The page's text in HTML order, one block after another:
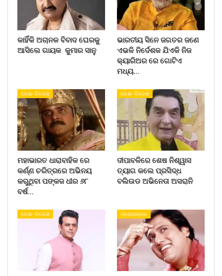
କାହିଁକି ଅଚାନକ ବିବାଦ ଘେରକୁ
ଆସିଲେ ଗାୟକ କୁମାର ସାନୁ
ଭାରତୀୟ ସିନେ ଜଗତର ଜଣେ
ଏଭଳି ନିର୍ଦେଶକ ଯିଏକି ନିଜ
କ୍ୟାରିଅର ରେ ଗୋଟିଏ
ମଧ୍ୟ…
ଦେଶ- ବିଦେଶ
ମହାଭାରତ ଧାରାବାହିକ ରେ
କର୍ଣ୍ଣ ଚରିତ୍ରରେ ଅଭିନୟ
କରୁଥିବା ପଙ୍କଜ ଧୀର ୬୮
ବର୍ଷ…
ଦେଶ- ବିଦେଶ
ଦୀପାବଳିରେ ଶେଷ ନିଶ୍ୱାସ
ତ୍ୟାଗ କଲେ ପ୍ରସିଦ୍ଧ
ବଲିଉଡ ଅଭିନେତା ଅସରାନି
ଦେଶ- ବିଦେଶ ମନୋରଞ୍ଜନ